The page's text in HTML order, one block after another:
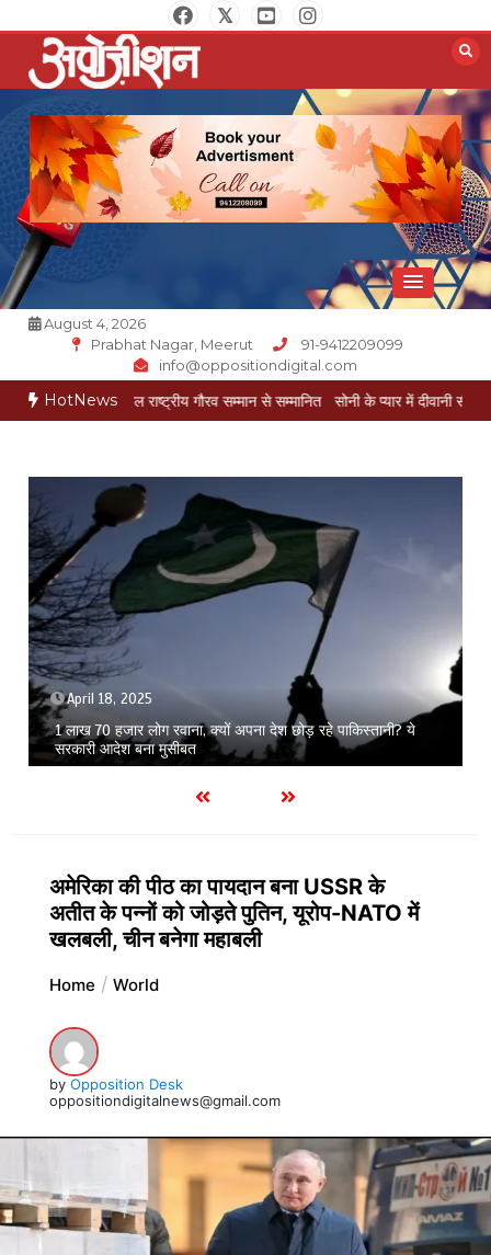
to
content
Opposition Digital
August 4, 2026
Prabhat Nagar, Meerut
91-9412209099
info@oppositiondigital.com
HotNews
गोयल राष्ट्रीय गौरव सम्मान से सम्मानित सोनी के प्यार में दीवानी सीता पहुंची मेरठ सोनी
April 18, 2025
1 लाख 70 हजार लोग रवाना, क्यों अपना देश छोड़ रहे पाकिस्तानी? ये
सरकारी आदेश बना मुसीबत
अमेरिका की पीठ का पायदान बना USSR के
अतीत के पन्नों को जोड़ते पुतिन, यूरोप-NATO में
खलबली, चीन बनेगा महाबली
Home World
by Opposition Desk
oppositiondigitalnews@gmail.com